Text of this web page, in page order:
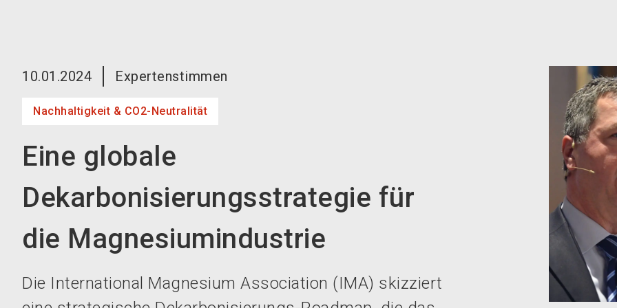
10.01.2024 Expertenstimmen
Nachhaltigkeit & CO2-Neutralität
Eine globale
Dekarbonisierungsstrategie für
die Magnesiumindustrie
Die International Magnesium Association (IMA) skizziert